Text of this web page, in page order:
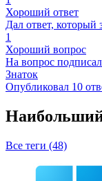
Хороший ответ
Дал ответ, который
1
Хороший вопрос
На вопрос
Знаток
Опубликовал 10
Все теги (48)